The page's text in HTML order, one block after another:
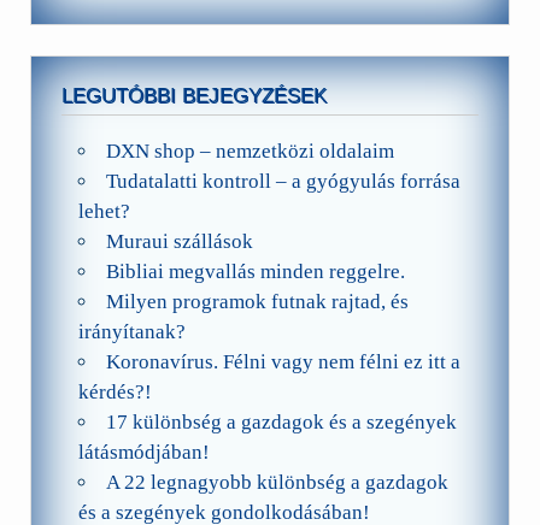
LEGUTÓBBI BEJEGYZÉSEK
DXN shop – nemzetközi oldalaim
Tudatalatti kontroll – a gyógyulás forrása
lehet?
Muraui szállások
Bibliai megvallás minden reggelre.
Milyen programok futnak rajtad, és
irányítanak?
Koronavírus. Félni vagy nem félni ez itt a
kérdés?!
17 különbség a gazdagok és a szegények
látásmódjában!
A 22 legnagyobb különbség a gazdagok
és a szegények gondolkodásában!